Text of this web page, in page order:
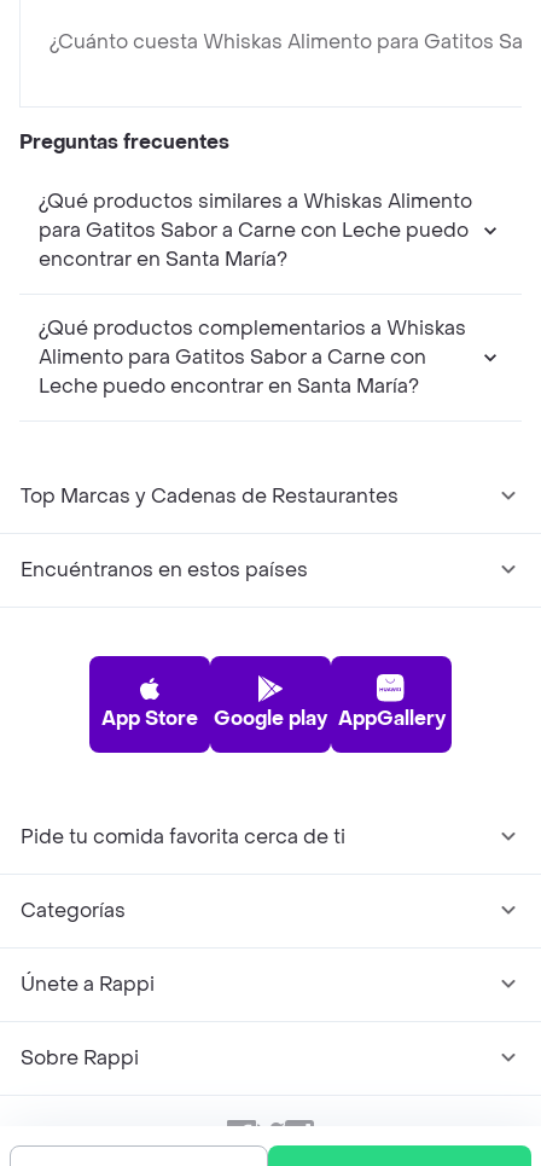
¿Cuánto cuesta Whiskas Alimento para Gatitos
Preguntas frecuentes
¿Qué productos similares a Whiskas Alimento
para Gatitos Sabor a Carne con Leche puedo
encontrar en Santa María?
¿Qué productos complementarios a Whiskas
Alimento para Gatitos Sabor a Carne con
Leche puedo encontrar en Santa María?
Top Marcas y Cadenas de Restaurantes
Encuéntranos en estos países
App Store Google play AppGallery
Pide tu comida favorita cerca de ti
Categorías
Únete a Rappi
Sobre Rappi
Facebook
TwitterInstagram